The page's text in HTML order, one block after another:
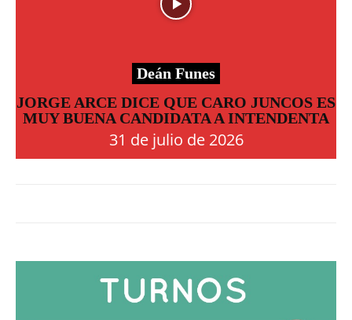
Deán Funes
JORGE ARCE DICE QUE CARO JUNCOS ES
MUY BUENA CANDIDATA A INTENDENTA
31 de julio de 2026